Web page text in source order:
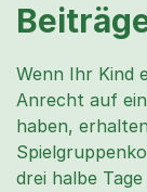
Wenn Ihr Kind
Anrecht auf
haben,
drei halbe